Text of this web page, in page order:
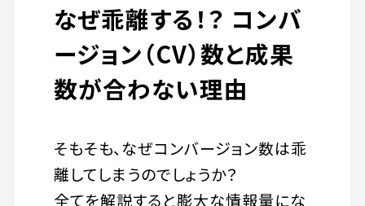
なぜ乖離する！？ コンバ
ージョン（CV）数と成果
数が合わない理由
そもそも、なぜコンバージョン数は乖
離してしまうのでしょうか？
全てを解説すると膨大な情報量にな